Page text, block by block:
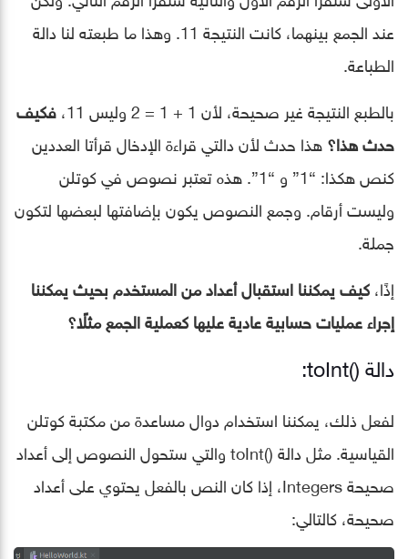
عند الجمع بينهما، كانت النتيجة 11. وهذا ما طبعته لنا دالة
الطباعة.
بالطبع النتيجة غير صحيحة، ﻷن 1 + 1 = 2 وليس 11،
فكيف
حدث هذا؟هذا حدث ﻷن دالتي قراءة الإدخال قرأتا العددين
كنص هكذا: “1” و “1”. هذه تعتبر نصوص في كوتلن
وليست أرقام. وجمع النصوص يكون بإضافتها لبعضها لتكون
جملة.
إذًا،كيف يمكننا استقبال أعداد من المستخدم بحيث يمكننا
إجراء عمليات حسابية عادية عليها كعملية الجمع مثلًا؟
دالة ()toInt:
لفعل ذلك، يمكننا استخدام دوال مساعدة من مكتبة كوتلن
القياسية. مثل دالة ()toInt والتي ستحول النصوص إلى أعداد
صحيحة Integers، إذا كان النص بالفعل يحتوي على أعداد
صحيحة، كالتالي: